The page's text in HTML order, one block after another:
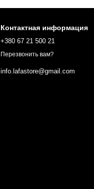
Контактная информация
+380 67 21 500 21
Перезвонить вам?
info.lafastore@gmail.com